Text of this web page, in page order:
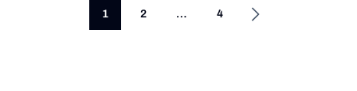
1 2 … 4